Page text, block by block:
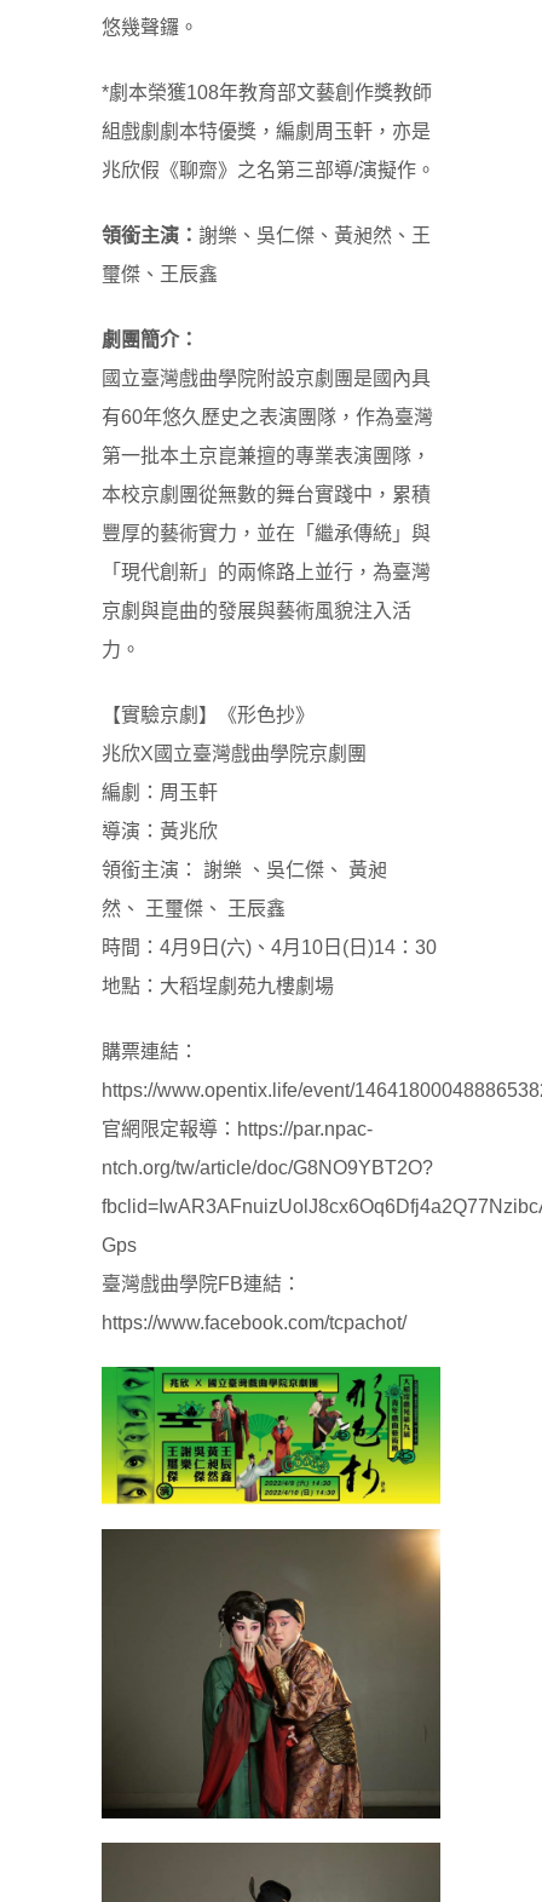
悠幾聲鑼。
*劇本榮獲108年教育部文藝創作獎教師
組戲劇劇本特優獎，編劇周玉軒，亦是
兆欣假《聊齋》之名第三部導/演擬作。
領銜主演： 謝樂、吳仁傑、黃昶然、王
璽傑、王辰鑫
劇團簡介：
國立臺灣戲曲學院附設京劇團是國內具
有60年悠久歷史之表演團隊，作為臺灣
第一批本土京崑兼擅的專業表演團隊，
本校京劇團從無數的舞台實踐中，累積
豐厚的藝術實力，並在「繼承傳統」與
「現代創新」的兩條路上並行，為臺灣
京劇與崑曲的發展與藝術風貌注入活
力。
【實驗京劇】《形色抄》
兆欣X國立臺灣戲曲學院京劇團
編劇： 周玉軒
導演：黃兆欣
領銜主演： 謝樂 、吳仁傑、 黃昶
然 、 王璽傑 、
王辰鑫
時間：4月9日(六)、4月10日(日)14：30
地點：大稻埕劇苑九樓劇場
購票連結：
https://www.opentix.life/event/
官網限定報導： https://par.npac-
ntch.org/tw/article/doc/G8NO9YBT2O?
Gps
臺灣戲曲學院FB連結：
https://www.facebook.com/tcpachot/